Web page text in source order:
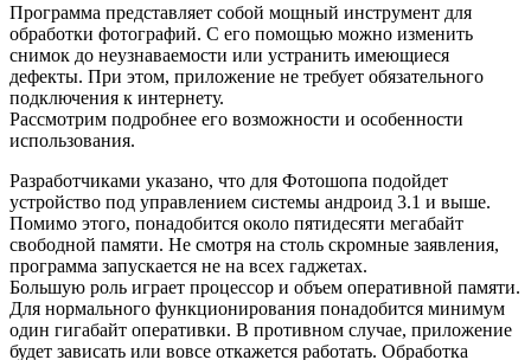
Программа представляет собой мощный инструмент для
обработки фотографий. С его помощью можно изменить
снимок до неузнаваемости или устранить имеющиеся
дефекты. При этом, приложение не требует обязательного
подключения к интернету.
Рассмотрим подробнее его возможности и особенности
использования.
Разработчиками указано, что для Фотошопа подойдет
устройство под управлением системы андроид 3.1 и выше.
Помимо этого, понадобится около пятидесяти мегабайт
свободной памяти. Не смотря на столь скромные заявления,
программа запускается не на всех гаджетах.
Большую роль играет процессор и объем оперативной памяти.
Для нормального функционирования понадобится минимум
один гигабайт оперативки. В противном случае, приложение
будет зависать или вовсе откажется работать. Обработка